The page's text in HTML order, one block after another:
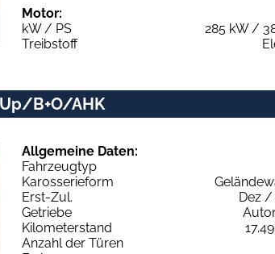
Motor:
kW / PS
285 kW /
Treibstoff
B+O/AHK
Allgemeine Daten:
Fahrzeugtyp
Karosserieform
Erst-Zul.
Dez /
Getriebe
Kilometerstand
Anzahl der Türen